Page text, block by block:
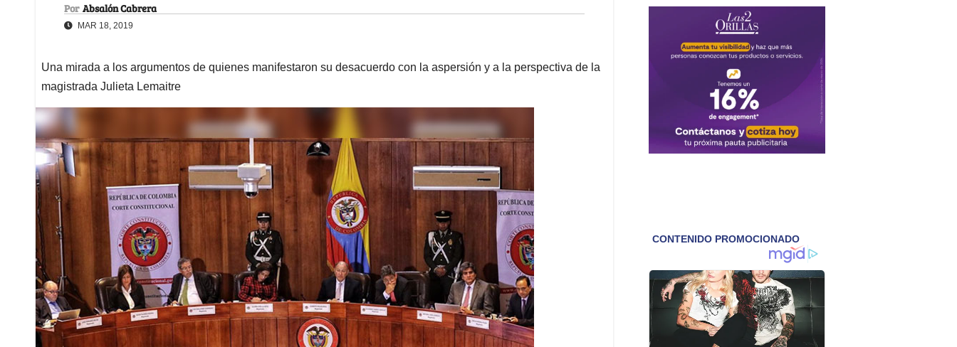
Por Absalón Cabrera
MAR 18, 2019
Una mirada a los argumentos de quienes manifestaron su desacuerdo con la aspersión y a la perspectiva de la
magistrada Julieta Lemaitre